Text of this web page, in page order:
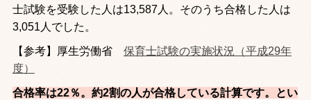
士試験を受験した人は13,587人。そのうち合格した人は
3,051 人でした。
【参考】厚生労働省 保育士試験の実施状況（平成29年
度）
合格率は22％。約2割の人が合格している計算です。とい